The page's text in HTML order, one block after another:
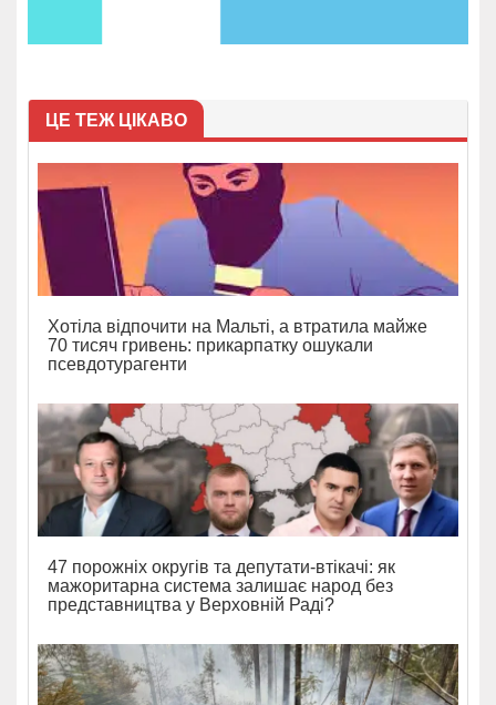
ЦЕ ТЕЖ ЦІКАВО
Хотіла відпочити на Мальті, а втратила майже
70 тисяч гривень: прикарпатку ошукали
псевдотурагенти
47 порожніх округів та депутати-втікачі: як
мажоритарна система залишає народ без
представництва у Верховній Раді?